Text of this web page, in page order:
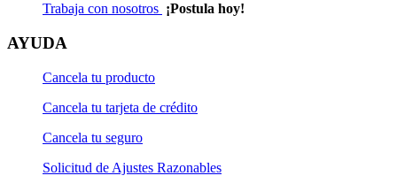
Solicitud de Transferencia
Trabaja con nosotros ¡Postula hoy!
AYUDA
Cancela tu producto
Cancela tu tarjeta de crédito
Cancela tu seguro
Solicitud de Ajustes Razonables